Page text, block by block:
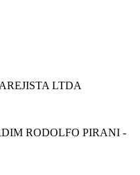
LTDA
RODOLFO PIRANI -